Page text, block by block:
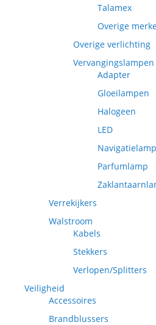
Talamex
Overige
Overige verlichting
Vervangingslampen
Adapter
Gloeilampen
Halogeen
LED
Parfumlamp
Verrekijkers
Walstroom
Kabels
Stekkers
Verlopen/Splitters
Veiligheid
Accessoires
Brandblussers